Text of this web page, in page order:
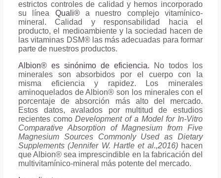
estrictos controles de calidad y hemos incorporado
su línea Quali®a nuestro complejo vitamínico-
mineral. Calidad y responsabilidad hacia el
producto, el medioambiente y la sociedad hacen de
las vitaminas DSM® las más adecuadas para formar
parte de nuestros productos.
Albion® es sinónimo de eficiencia. No todos los
minerales son absorbidos por el cuerpo con la
misma eficiencia y rapidez. Los minerales
aminoquelados de Albion® son los minerales con el
porcentaje de absorción más alto del mercado.
Estos datos, avalados por multitud de estudios
recientes comoDevelopment of a Model for In-Vitro
Comparative Absorption of Magnesium from Five
Magnesium Sources Commonly Used as Dietary
Supplements (Jennifer W. Hartle et al.,2016)hacen
que Albion® sea imprescindible en la fabricación del
multivitamínico-mineral más potente del mercado.